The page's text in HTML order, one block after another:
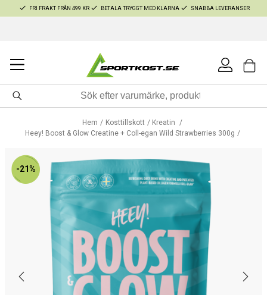
FRI FRAKT FRÅN 499 KR BETALA TRYGGT MED KLARNA SNABBA LEVERANSER
Hem Kosttillskott
Kreatin
Heey! Boost & Glow Creatine + Coll-egan Wild Strawberries 300g
-21%